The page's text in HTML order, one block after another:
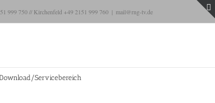
999 750 // Kirchenfeld +49 2151 999 760 | mail@rng-tv.de
Servicebereich